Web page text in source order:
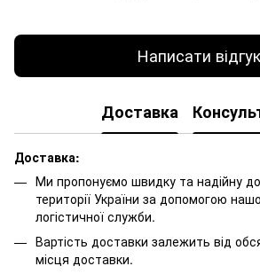
Написати відгук
Доставка
Доставка:
Ми пропонуємо швидку та надійну
території України за допомогою
логістичної служби.
Вартість доставки залежить від
місця доставки.